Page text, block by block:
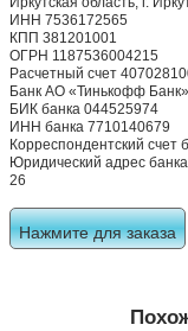
ИНН 7536172565
КПП 381201001
ОГРН 1187536004215
Расчетный счет
Банк АО «Тинькофф Банк»
БИК банка 044525974
ИНН банка 7710140679
Корреспондентский
Юридический адрес
26
Нажмите для заказа